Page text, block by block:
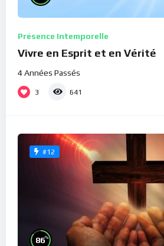
Présence Intemporelle
Vivre en Esprit et en Vérité
4 Années Passés
3 641
#12
86%